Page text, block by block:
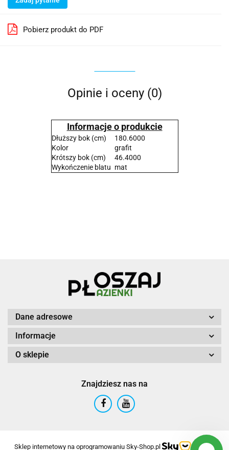
Pobierz produkt do PDF
Opinie i oceny (0)
Informacje o produkcie
Dłuższy bok (cm)
180.6000
Kolor
grafit
Krótszy bok (cm)
46.4000
Wykończenie blatu mat
Dane adresowe
Informacje
O sklepie
Znajdziesz nas na
Sklep internetowy na oprogramowaniu Sky-Shop.pl